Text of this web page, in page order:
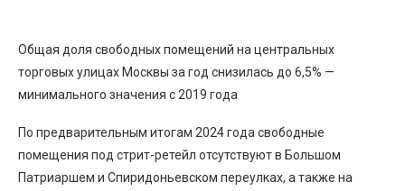
Общая доля свободных помещений на центральных
торговых улицах Москвы за год снизилась до 6,5% —
минимального значения с 2019 года
По предварительным итогам 2024 года свободные
помещения под стрит-ретейл отсутствуют в Большом
Патриаршем и Спиридоньевском переулках, а также на